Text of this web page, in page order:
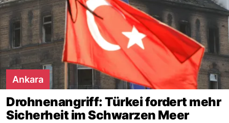
Ankara
Drohnenangriff: Türkei fordert mehr
Sicherheit im Schwarzen Meer